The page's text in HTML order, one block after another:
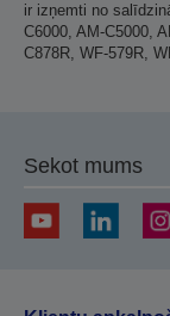
ir izņemti no
C6000, AM-C5000,
C878R, WF-579R,
Sekot mums